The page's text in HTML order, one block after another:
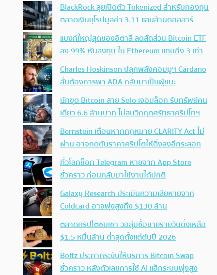
BlackRock ลุยเปิดตัว Tokenized สำหรับกองทุน
ตลาดเงินยุโรปมูลค่า 3.11 แสนล้านดอลลาร์
แบงก์ใหญ่สุดของอิตาลี ลดสัดส่วน Bitcoin ETF
ลง 99% หันลงทุน ใน Ethereum แทนถึง 3 เท่า
Charles Hoskinson ปลุกพลังคอมมูฯ Cardano
ลั่นต้องการพา ADA กลับมาเป็นผู้ชนะ
นักขุด Bitcoin สาย Solo เจอบล็อก รับทรัพย์คน
เดียว 6.6 ล้านบาท ไม่สนวิกฤตศรัทธาคริปโทฯ
Bernstein เตือนหากกฎหมาย CLARITY Act ไม่
ผ่าน อาจกดดันราคาคริปโตให้ดิ่งลงอีกระลอก
ทั่วโลกช็อก Telegram หายจาก App Store
ชั่วคราว ก่อนกลับมาใช้งานได้ปกติ
Galaxy Research ประเมินความเสียหายจาก
Coldcard อาจพุ่งสูงถึง $130 ล้าน
ตลาดคริปโตซบเซา วอลุ่มซื้อขายรายวันดิ่งเหลือ
$1.5 หมื่นล้าน ต่ำสุดตั้งแต่ต้นปี 2026
Boltz ประกาศระงับให้บริการ Bitcoin Swap
ชั่วคราว หลังตัวเลขการใช้ AI แฮ็กระบบพุ่งสูง